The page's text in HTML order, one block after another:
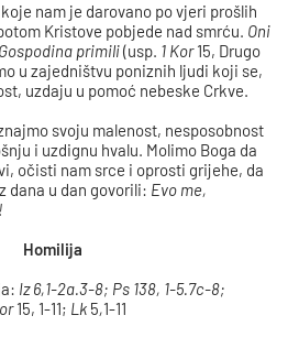
nam je darovano po vjeri prošlih
Kristove pobjede nad smrću. Oni
primili(usp. 1 Kor15, Drugo
u zajedništvu poniznih ljudi koji se,
uzdaju u pomoć nebeske Crkve.
svoju malenost, nesposobnost
i uzdignu hvalu. Molimo Boga da
očisti nam srce i oprosti grijehe, da
dana u dan govorili: Evo me,
Homilija
Iz 6,1-2a.3-8; Ps 138, 1-5.7c-8;
15, 1-11; Lk 5,1-11